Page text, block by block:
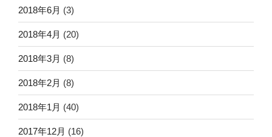
2018年6月 (3)
2018年4月 (20)
2018年3月 (8)
2018年2月 (8)
2018年1月 (40)
2017年12月 (16)